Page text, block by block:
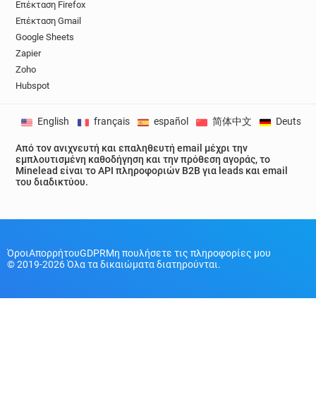
Επέκταση Firefox
Επέκταση Gmail
Google Sheets
Zapier
Zoho
Hubspot
Από τον ανιχνευτή και επαληθευτή email μέχρι την
εμπλουτισμένη καθοδήγηση και την πρόθεση αγοράς, το
Minelead είναι το API πληροφοριών B2B για leads και email
του διαδικτύου.
English français español 简体中文 Deutsch
ΌροιΑπορρήτουGDPRΜη πουλήσετε τις πληροφορίες μου
© 2019-2026 Όλα τα δικαιώματα διατηρούνται.